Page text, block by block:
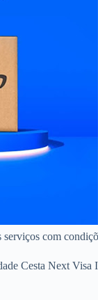
com
Cesta Next